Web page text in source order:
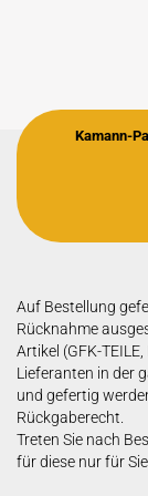
Kamann-
Auf Bestellung
Rücknahme
Artikel (GFK-TEILE,
Lieferanten in der
und gefertig
Rückgaberecht.
Treten Sie nach
für diese nur für